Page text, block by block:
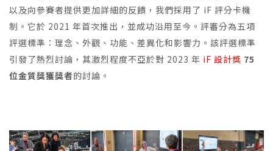
以及向參賽者提供更加詳細的反饋，我們採用了 iF 評分卡機
制。它於 2021 年首次推出，並成功沿用至今。評審分為五項
評選標準：理念、外觀、功能、差異化和影響力。該評選標準
引發了熱烈討論，其激烈程度不亞於對 2023 年 iF 設計獎 75
位金質獎獲獎者的討論。